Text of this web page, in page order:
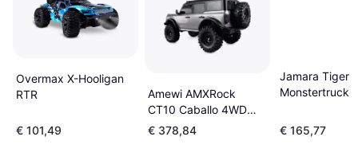
Overmax X-Hooligan
RTR
€ 101,49
Amewi AMXRock
CT10 Caballo 4WD
Schaalrups
€ 378,84
Jamara Tiger
Monstertruck
€ 165,77